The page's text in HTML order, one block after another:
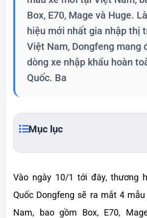
Box, E70, Mage và Huge.
hiệu mới nhất gia nhập thị
Việt Nam, Dongfeng mang
dòng xe nhập khẩu hoàn
Quốc. Ba
Mục lục
Vào ngày 10/1 tới đây, thương
Quốc Dongfeng sẽ ra mắt 4
Nam, bao gồm Box, E70,